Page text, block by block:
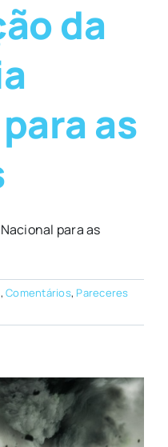
da
as
para as
,Comentários, Pareceres